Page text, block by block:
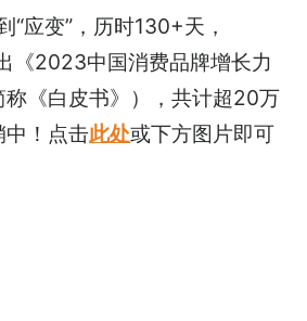
“应变”，历时130+天，
《2023中国消费品牌增长力
称《白皮书》），共计超20万
中！点击此处或下方图片即可